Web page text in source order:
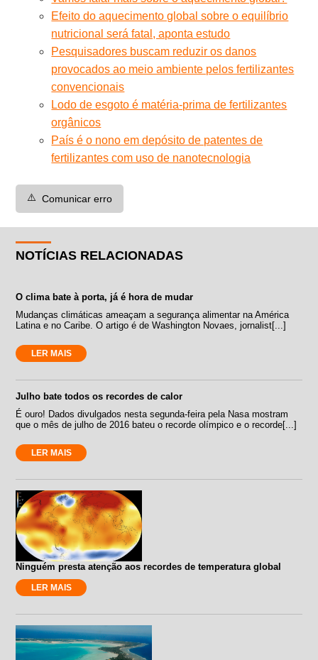
Efeito do aquecimento global sobre o equilíbrio
nutricional será fatal, aponta estudo
Pesquisadores buscam reduzir os danos
provocados ao meio ambiente pelos fertilizantes
convencionais
Lodo de esgoto é matéria-prima de fertilizantes
orgânicos
País é o nono em depósito de patentes de
fertilizantes com uso de nanotecnologia
⚠️ Comunicar erro
NOTÍCIAS RELACIONADAS
O clima bate à porta, já é hora de mudar
Mudanças climáticas ameaçam a segurança alimentar na América
Latina e no Caribe. O artigo é de Washington Novaes, jornalist[...]
LER MAIS
Julho bate todos os recordes de calor
É ouro! Dados divulgados nesta segunda-feira pela Nasa mostram
que o mês de julho de 2016 bateu o recorde olímpico e o recorde[...]
LER MAIS
Ninguém presta atenção aos recordes de temperatura global
LER MAIS